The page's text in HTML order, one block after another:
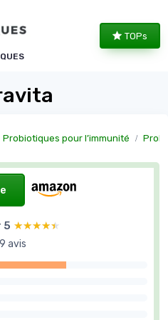
TOPs
Probiotiques pour l’immunité
5 ★★★★★
★★★★★
avis